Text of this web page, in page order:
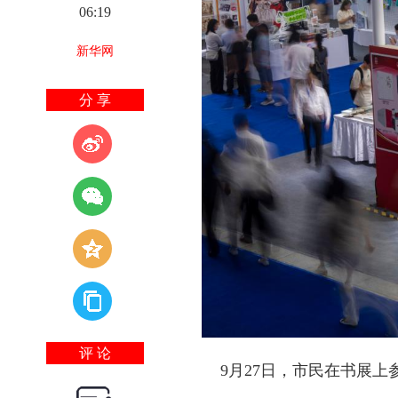
06:19
新华网
分 享
评 论
9月27日，市民在书展上